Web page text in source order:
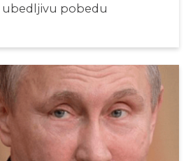
pobedu